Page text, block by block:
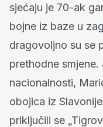
sjećaju je 70-ak
bojne iz baze u
dragovoljno su se
prethodne
nacionalnosti,
obojica iz
priključili se